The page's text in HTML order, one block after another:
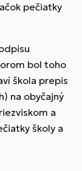
pečiatky
bol toho
škola prepis
na obyčajný
a
školy a